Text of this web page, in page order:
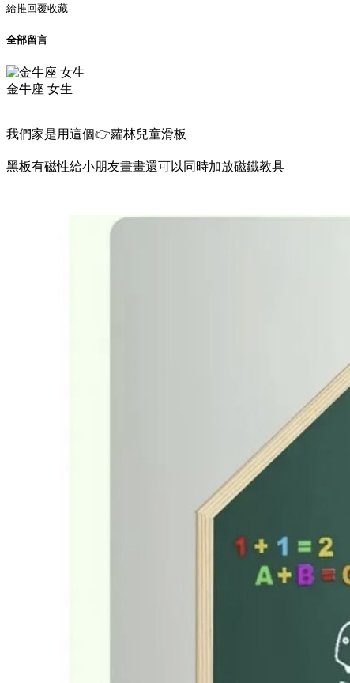
給推回覆收藏
全部留言
金牛座 女生
我們家是用這個👉蘿林兒童滑板
黑板有磁性給小朋友畫畫還可以同時加放磁鐵教具